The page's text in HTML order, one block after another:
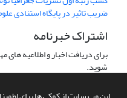
ضریب تاثیر در پایگاه استنادی
اشتراک خبرنامه
برای دریافت اخبار و اطلاعیه
شوید.